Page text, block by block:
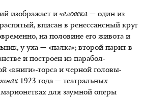
изображает и человека — один из
вписан в ренессансный круг
на половине его живота и
у уха — «палка»; второй парит в
и построен из парабол-
«книги»-торса и черной головы-
1923 года — театральных
для заумной оперы